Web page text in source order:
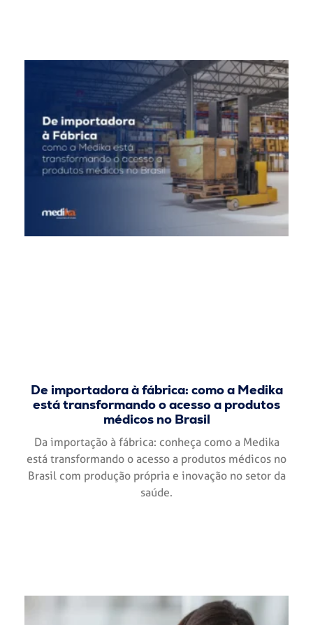
De importadora à fábrica: como a Medika
está transformando o acesso a produtos
médicos no Brasil
Da importação à fábrica: conheça como a Medika
está transformando o acesso a produtos médicos no
Brasil com produção própria e inovação no setor da
saúde.